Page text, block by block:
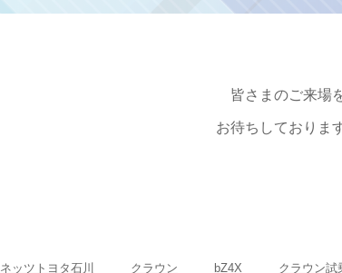
皆さまのご来場
お待ちしております
ネッツトヨタ石川 クラウン bZ4X クラウン試